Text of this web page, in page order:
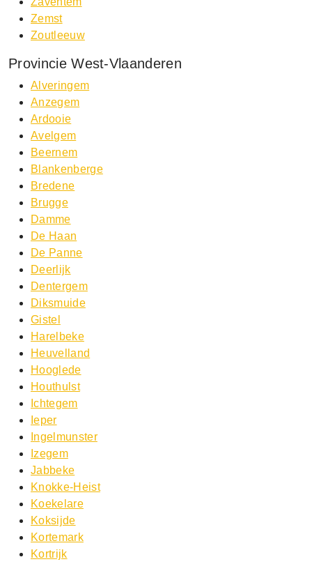
Zemst
Zoutleeuw
Provincie West-Vlaanderen
Alveringem
Anzegem
Ardooie
Avelgem
Beernem
Blankenberge
Bredene
Brugge
Damme
De Haan
De Panne
Deerlijk
Dentergem
Diksmuide
Gistel
Harelbeke
Heuvelland
Hooglede
Houthulst
Ichtegem
Ieper
Ingelmunster
Izegem
Jabbeke
Knokke-Heist
Koekelare
Koksijde
Kortemark
Kortrijk